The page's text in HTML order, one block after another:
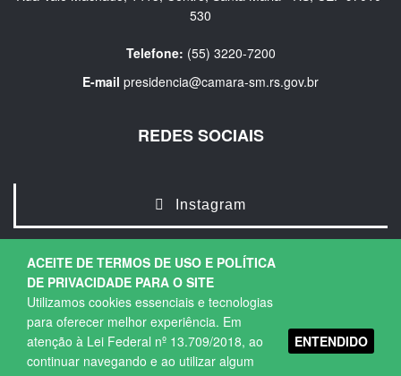
ACEITE DE TERMOS DE USO E POLÍTICA
DE PRIVACIDADE PARA O SITE
Utilizamos cookies essenciais e tecnologias
para oferecer melhor experiência. Em
atenção à Lei Federal nº 13.709/2018, ao
continuar navegando e ao utilizar algum
ENTENDIDO
530
Telefone: (55) 3220-7200
E-mail presidencia@camara-sm.rs.gov.br
REDES SOCIAIS
Instagram
Copyright © 2026. Todos os direitos Reservados.
Política de Privacidade |Termos de Uso